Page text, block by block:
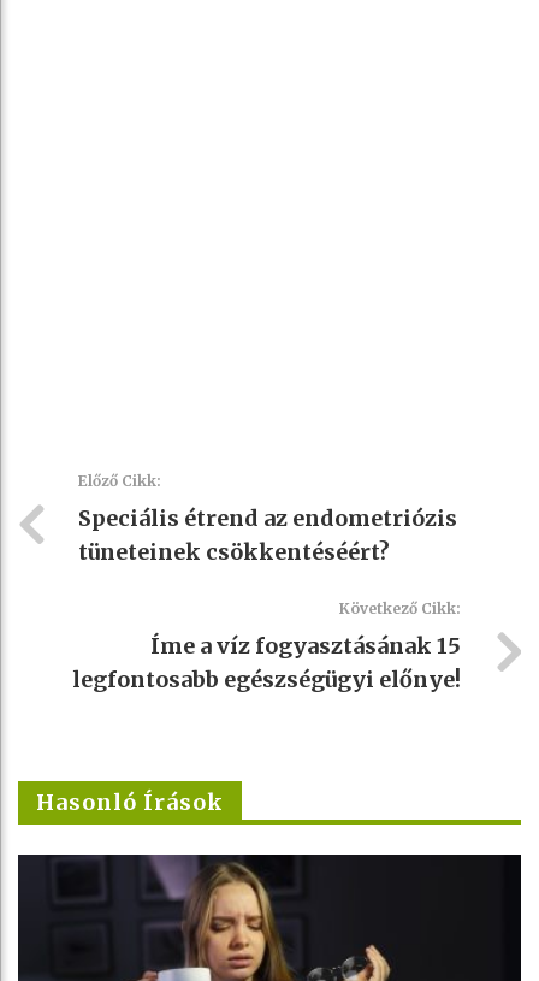
Előző Cikk:
Speciális étrend az endometriózis
tüneteinek csökkentéséért?
Következő Cikk:
Íme a víz fogyasztásának 15
legfontosabb egészségügyi előnye!
Hasonló Írások